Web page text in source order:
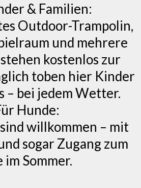
& Familien:
Outdoor-Trampolin,
und mehrere
kostenlos zur
toben hier Kinder
– bei jedem Wetter.
Hunde:
willkommen – mit
sogar Zugang zum
im Sommer.